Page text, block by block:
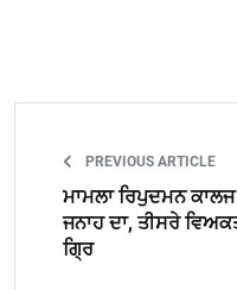
PREVIOUS ARTICLE
ਮਾਮਲਾ ਰਿਪੁਦਮਨ
ਜਨਾਹ ਦਾ, ਤੀਸਰੇ
ਗਿ੍ਰ